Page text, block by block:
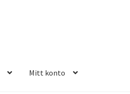
Mitt konto